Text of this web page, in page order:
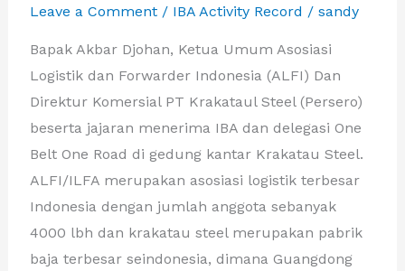
Leave a Comment / IBA Activity Record / sandy
Bapak Akbar Djohan, Ketua Umum Asosiasi
Logistik dan Forwarder Indonesia (ALFI) Dan
Direktur Komersial PT Krakataul Steel (Persero)
beserta jajaran menerima IBA dan delegasi One
Belt One Road di gedung kantar Krakatau Steel.
ALFI/ILFA merupakan asosiasi logistik terbesar
Indonesia dengan jumlah anggota sebanyak
4000 lbh dan krakatau steel merupakan pabrik
baja terbesar seindonesia, dimana Guangdong